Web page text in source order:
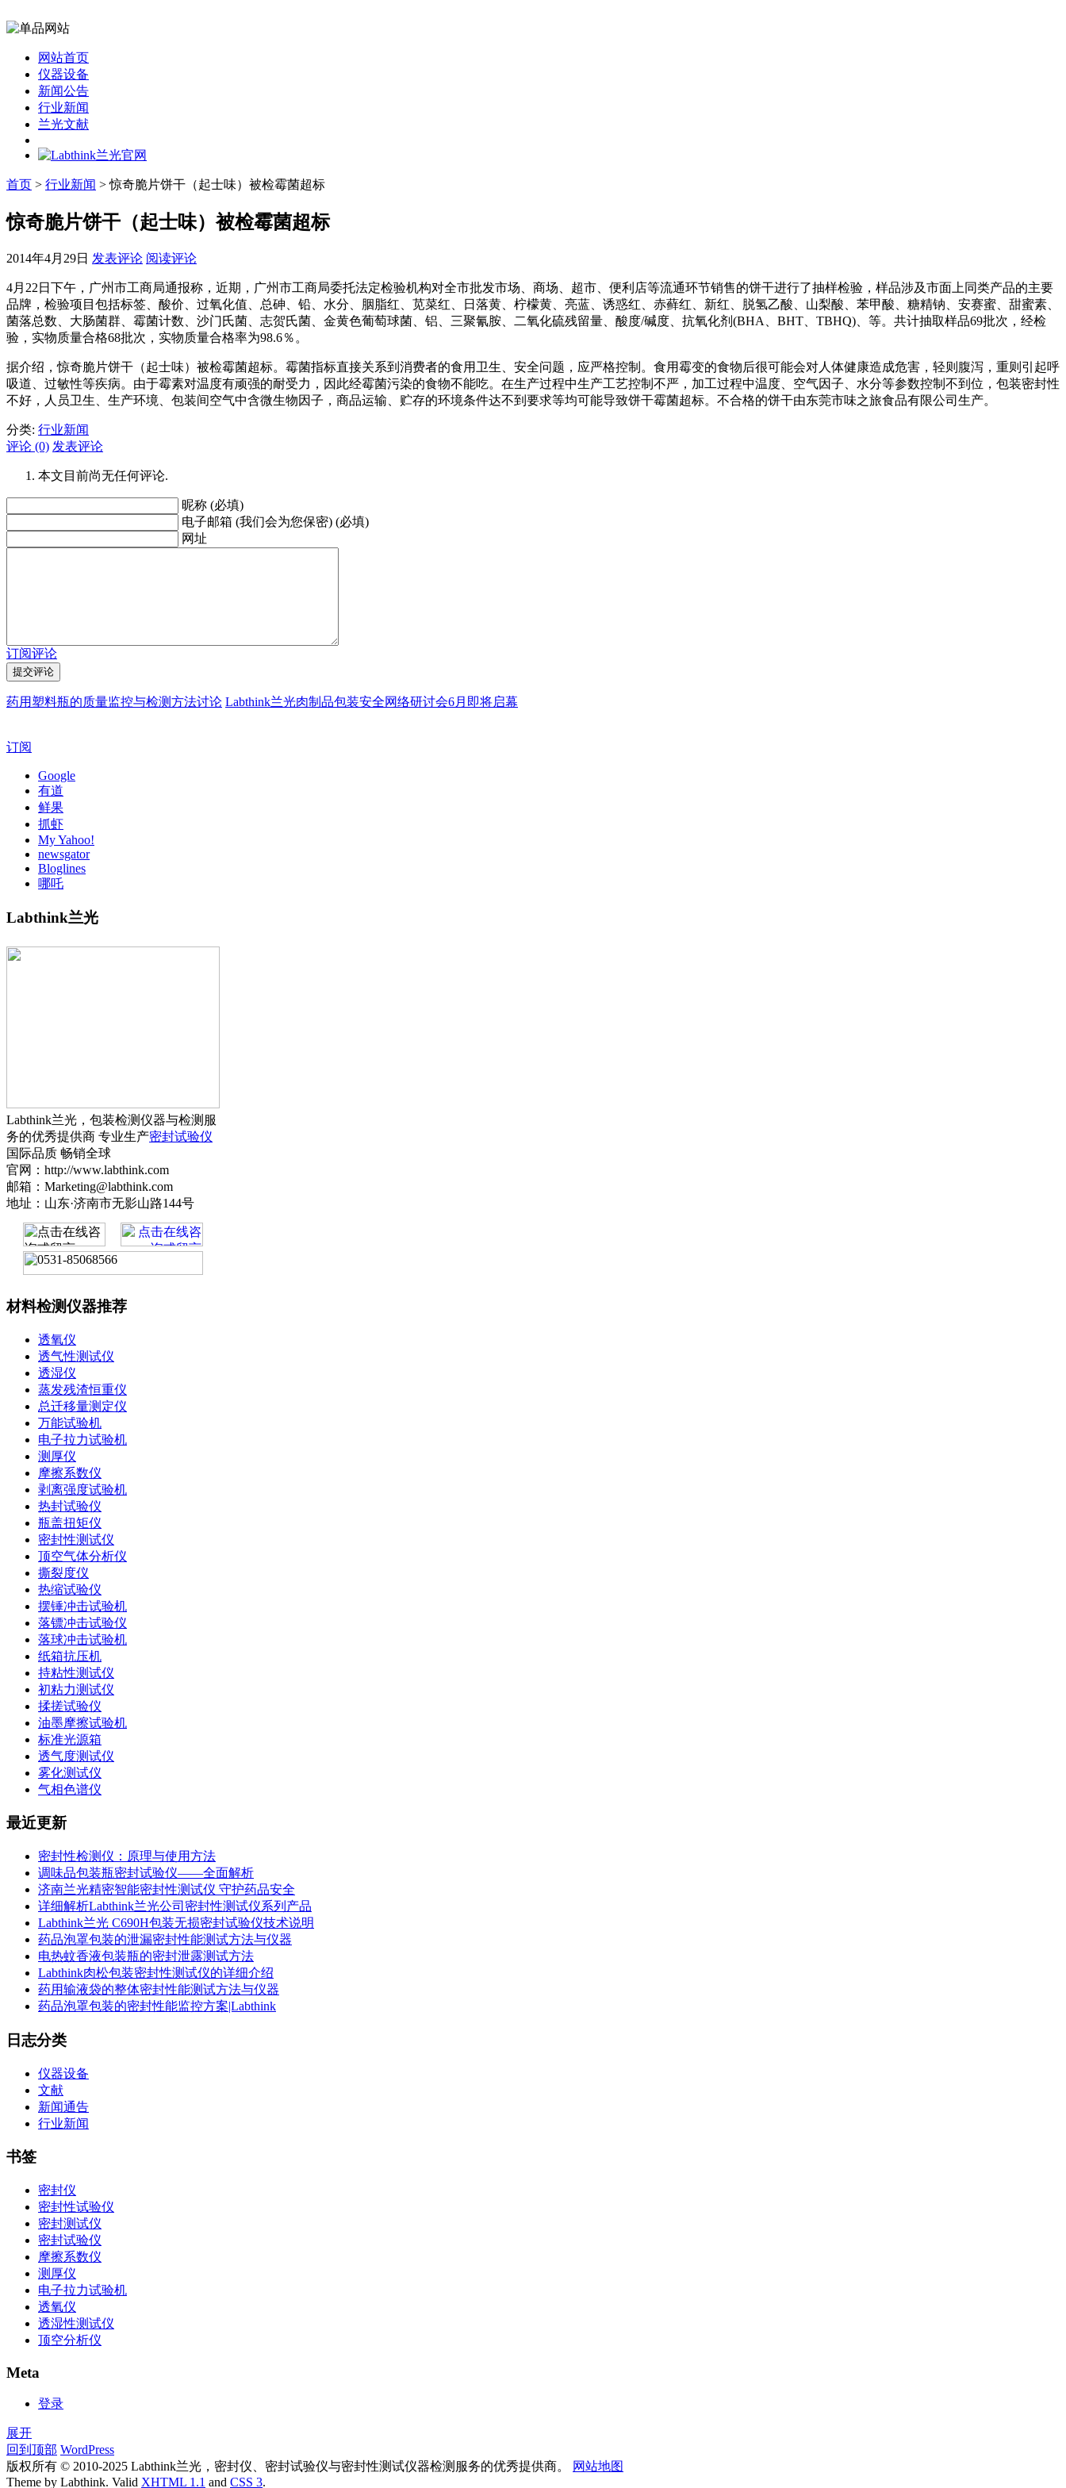
网站首页
仪器设备
新闻公告
行业新闻
兰光文献
首页 > 行业新闻 > 惊奇脆片饼干（起士味）被检霉菌超标
惊奇脆片饼干（起士味）被检霉菌超标
2014年4月29日 发表评论 阅读评论
4月22日下午，广州市工商局通报称，近期，广州市工商局委托法定检验机构对全市批发市场、商场、超市、便利店等流通环节销售的饼干进行了抽样检验，样品涉及市面上同类产品的主要
品牌，检验项目包括标签、酸价、过氧化值、总砷、铅、水分、胭脂红、苋菜红、日落黄、柠檬黄、亮蓝、诱惑红、赤藓红、新红、脱氢乙酸、山梨酸、苯甲酸、糖精钠、安赛蜜、甜蜜素、
菌落总数、大肠菌群、霉菌计数、沙门氏菌、志贺氏菌、金黄色葡萄球菌、铝、三聚氰胺、二氧化硫残留量、酸度/碱度、抗氧化剂(BHA、BHT、TBHQ)、等。共计抽取样品69批次，经检
验，实物质量合格68批次，实物质量合格率为98.6％。
据介绍，惊奇脆片饼干（起士味）被检霉菌超标。霉菌指标直接关系到消费者的食用卫生、安全问题，应严格控制。食用霉变的食物后很可能会对人体健康造成危害，轻则腹泻，重则引起呼
吸道、过敏性等疾病。由于霉素对温度有顽强的耐受力，因此经霉菌污染的食物不能吃。在生产过程中生产工艺控制不严，加工过程中温度、空气因子、水分等参数控制不到位，包装密封性
不好，人员卫生、生产环境、包装间空气中含微生物因子，商品运输、贮存的环境条件达不到要求等均可能导致饼干霉菌超标。不合格的饼干由东莞市味之旅食品有限公司生产。
分类: 行业新闻
评论 (0) 发表评论
本文目前尚无任何评论.
昵称 (必填)
电子邮箱 (我们会为您保密) (必填)
网址
订阅评论
药用塑料瓶的质量监控与检测方法讨论 Labthink兰光肉制品包装安全网络研讨会6月即将启幕
订阅
Google
有道
鲜果
抓虾
My Yahoo!
newsgator
Bloglines
哪吒
Labthink兰光
Labthink兰光，包装检测仪器与检测服
务的优秀提供商 专业生产密封试验仪
国际品质 畅销全球
官网：http://www.labthink.com
邮箱：Marketing@labthink.com
地址：山东·济南市无影山路144号
材料检测仪器推荐
透氧仪
透气性测试仪
透湿仪
蒸发残渣恒重仪
总迁移量测定仪
万能试验机
电子拉力试验机
测厚仪
摩擦系数仪
剥离强度试验机
热封试验仪
瓶盖扭矩仪
密封性测试仪
顶空气体分析仪
撕裂度仪
热缩试验仪
摆锤冲击试验机
落镖冲击试验仪
落球冲击试验机
纸箱抗压机
持粘性测试仪
初粘力测试仪
揉搓试验仪
油墨摩擦试验机
标准光源箱
透气度测试仪
雾化测试仪
气相色谱仪
最近更新
密封性检测仪：原理与使用方法
调味品包装瓶密封试验仪——全面解析
济南兰光精密智能密封性测试仪 守护药品安全
详细解析Labthink兰光公司密封性测试仪系列产品
Labthink兰光 C690H包装无损密封试验仪技术说明
药品泡罩包装的泄漏密封性能测试方法与仪器
电热蚊香液包装瓶的密封泄露测试方法
Labthink肉松包装密封性测试仪的详细介绍
药用输液袋的整体密封性能测试方法与仪器
药品泡罩包装的密封性能监控方案|Labthink
日志分类
仪器设备
文献
新闻通告
行业新闻
书签
密封仪
密封性试验仪
密封测试仪
密封试验仪
摩擦系数仪
测厚仪
电子拉力试验机
透氧仪
透湿性测试仪
顶空分析仪
Meta
登录
展开
回到顶部 WordPress
版权所有 © 2010-2025 Labthink兰光，密封仪、密封试验仪与密封性测试仪器检测服务的优秀提供商。
网站地图
Theme by Labthink. Valid XHTML 1.1 and CSS 3.